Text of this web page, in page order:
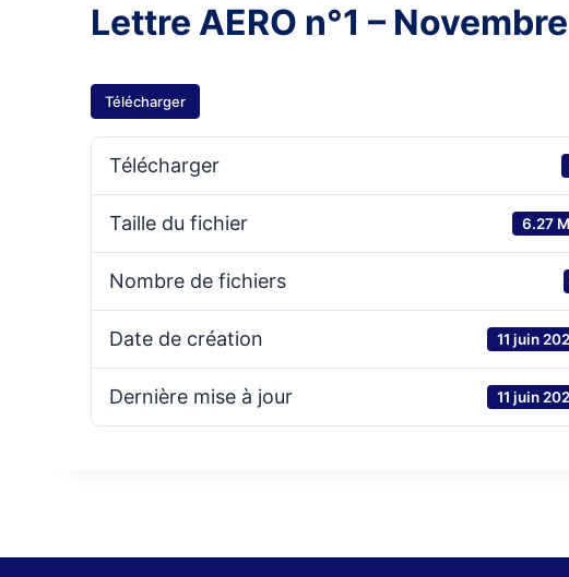
Lettre AERO n°1 –
Télécharger
Télécharger
Taille du fichier 6.27
Nombre de fichiers
Date de création 11 juin
Dernière mise à jour 11 juin